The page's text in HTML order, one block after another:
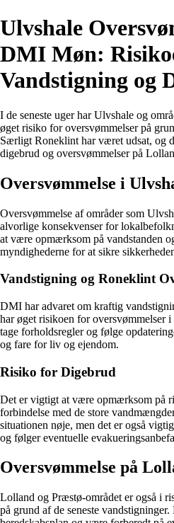
Ulvshale
DMI Møn:
Vandstigning og
I de seneste uger har Ulvshale og
øget risiko for oversvømmelser på
Særligt Roneklint har været udsat, og
digebrud og oversvømmelser på
Oversvømmelse i
Oversvømmelse af områder som
alvorlige konsekvenser for
at være opmærksom på vandstanden
myndighederne for at sikre
Vandstigning og Roneklint
DMI har advaret om kraftig
har øget risikoen for oversvømmelser
tage forholdsregler og følge
og fare for liv og ejendom.
Risiko for Digebrud
Det er vigtigt at være opmærksom på
forbindelse med de store
situationen nøje, men det er også
og følger eventuelle
Oversvømmelse på
Lolland og Præstø-området er også i
på grund af de seneste